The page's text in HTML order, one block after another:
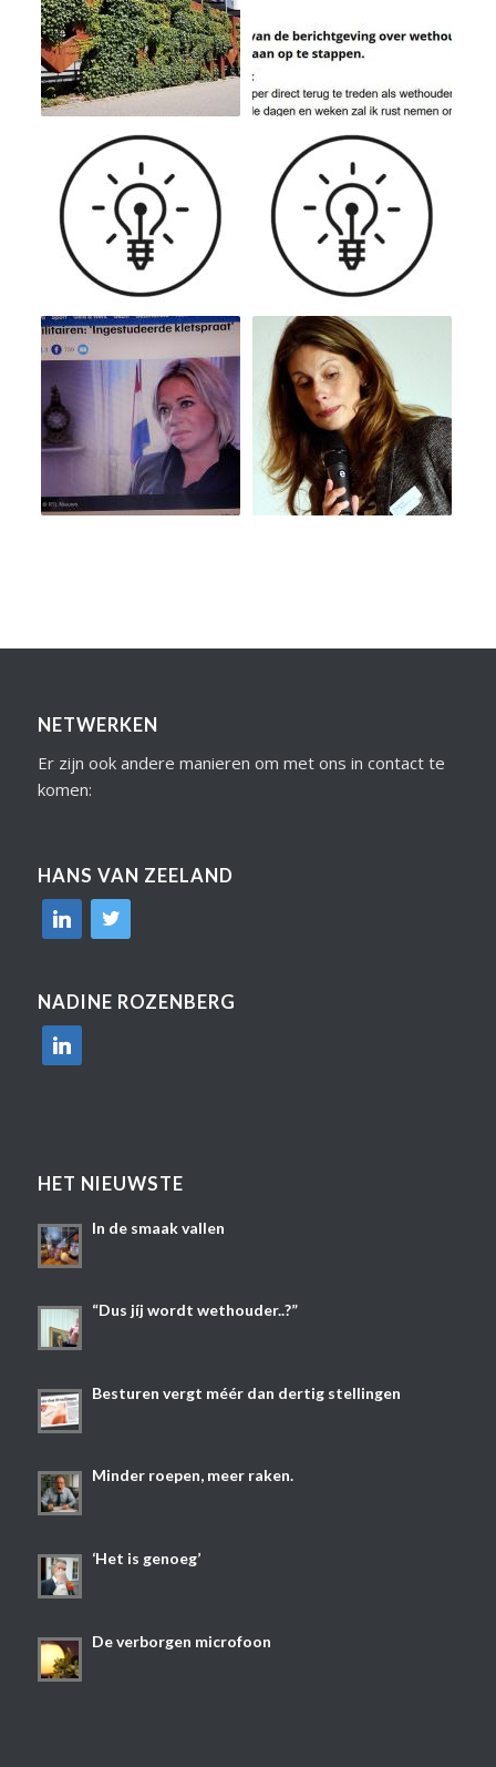
NETWERKEN
Er zijn ook andere manieren om met ons in contact te
komen:
HANS VAN ZEELAND
linkedin
twitter
NADINE ROZENBERG
linkedin
HET NIEUWSTE
In de smaak vallen
“Dus jíj wordt wethouder..?”
Besturen vergt méér dan dertig stellingen
Minder roepen, meer raken.
‘Het is genoeg’
De verborgen microfoon